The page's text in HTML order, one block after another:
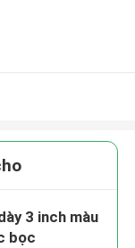
3 inch màu
bọc